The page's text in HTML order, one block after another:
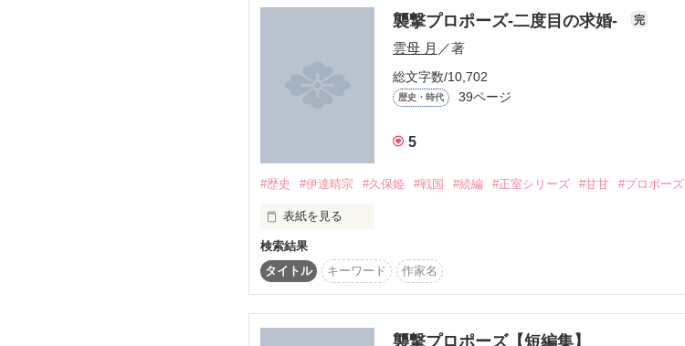
「ざっけんな馬鹿」
☆ATTENTION☆
素敵なレビューありがとうございました!
書き始め 2012.11.08
更新開始 2012.11.26
更新終了 2012.11.27
連載開始：2012/09/27
作品を読む
始まろうとしていた夜、
伊賀の里に住む
頭領の娘、成葉(ﾅﾙﾊ)１９歳と、
幼なじみの
祥之介(ｼｮｳﾉｽｹ)２０歳。
襲撃プロポーズ-二度目の求婚- 完
雲母 月 ／著
総文字数/10,702
歴史・時代 39ページ
5
#歴史 #伊達晴宗 #久保姫 #戦国 #続編 #正室シリーズ #甘甘 #プロポーズ
表紙を見る
検索結果
タイトル
キーワード 作家名
襲撃プロポーズ【短編集】